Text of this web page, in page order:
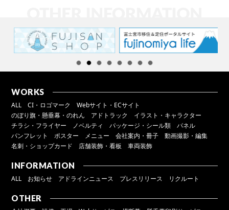
WORKS
ALL CI・ロゴマーク
Webサイト・ECサイト
のぼり旗・懸垂幕・のれん
アドトラック
イラスト・キャラクター
チラシ・フライヤー
ノベルティ パッケージ・シール類
パネル
パンフレット
ポスター メニュー 会社案内・冊子
動画撮影・編集
名刺・ショップカード
店舗装飾・看板 車両装飾
INFORMATION
ALL お知らせ アドラインニュース プレスリリース リクルート
OTHER